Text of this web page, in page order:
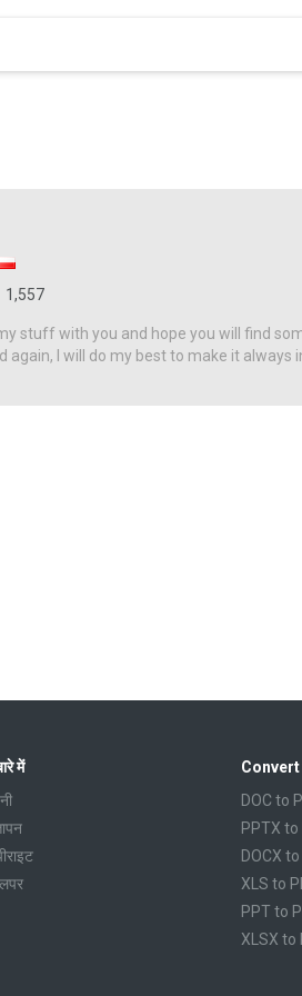
1,557
stuff with you and hope you will find
again, I will do my best to make it always
में
DOC to
PPTX to
DOCX
XLS to
PPT to
XLSX to